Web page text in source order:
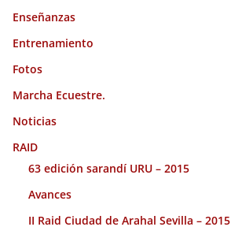
Enseñanzas
Entrenamiento
Fotos
Marcha Ecuestre.
Noticias
RAID
63 edición sarandí URU – 2015
Avances
II Raid Ciudad de Arahal Sevilla – 2015